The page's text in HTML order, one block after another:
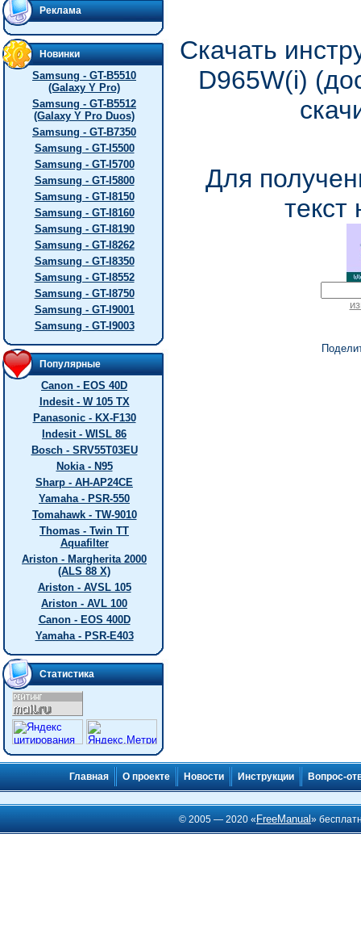
Реклама
Новинки
Samsung - GT-B5510
(Galaxy Y Pro)
Samsung - GT-B5512
(Galaxy Y Pro Duos)
Samsung - GT-B7350
Samsung - GT-I5500
Samsung - GT-I5700
Samsung - GT-I5800
Samsung - GT-I8150
Samsung - GT-I8160
Samsung - GT-I8190
Samsung - GT-I8262
Samsung - GT-I8350
Samsung - GT-I8552
Samsung - GT-I8750
Samsung - GT-I9001
Samsung - GT-I9003
Популярные
Canon - EOS 40D
Indesit - W 105 TX
Panasonic - KX-F130
Indesit - WISL 86
Bosch - SRV55T03EU
Nokia - N95
Sharp - AH-AP24CE
Yamaha - PSR-550
Tomahawk - TW-9010
Thomas - Twin TT
Aquafilter
Ariston - Margherita 2000
(ALS 88 X)
Ariston - AVSL 105
Ariston - AVL 100
Canon - EOS 400D
Yamaha - PSR-E403
Статистика
Скачать
D965W(i)
Для
текст
Главная О проекте Новости Инструкции Вопрос-
© 2005 — 2020 « FreeManual»